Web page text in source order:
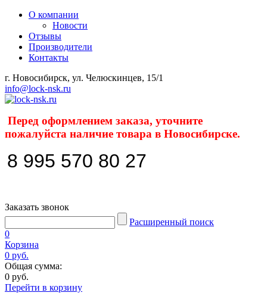
О компании
Новости
Отзывы
Производители
Контакты
г. Новосибирск, ул. Челюскинцев, 15/1
info@lock-nsk.ru
Перед оформлением заказа, уточните
пожалуйста наличие товара в Новосибирске.
8 995 570 80 27
Заказать звонок
Расширенный поиск
0
Корзина
0 руб.
Общая сумма:
0 руб.
Перейти в корзину